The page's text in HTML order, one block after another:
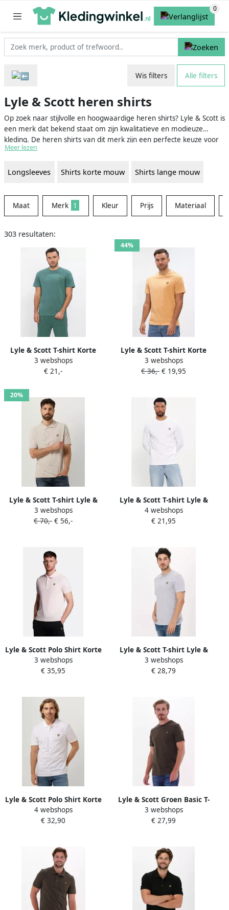
Wis filters Alle filters
Lyle & Scott heren shirts
Op zoek naar stijlvolle en hoogwaardige heren shirts? Lyle & Scott is
een merk dat bekend staat om zijn kwalitatieve en modieuze
kleding. De heren shirts van dit merk zijn een perfecte keuze voor
elke man die op zoek is naar comfortabele, duurzame en stijlvolle
modellen, kleuren en maten, zodat je altijd een passend shirt vindt
Meer lezen
Longsleeves Shirts korte mouw Shirts lange mouw
Maat Merk 1 Kleur Prijs Materiaal
303 resultaten:
Lyle & Scott T-shirt Korte
Mouw Lyle & Scott Plain T-
shirt
3 webshops
€ 21,-
44%
Lyle & Scott T-shirt Korte
Mouw Lyle & Scott
5063791002320
3 webshops
€ 36,- € 19,95
20%
Lyle & Scott T-shirt Lyle &
Scott SP400VOG POLO-W870
COVE
3 webshops
€ 70,- € 56,-
Lyle & Scott T-shirt Lyle &
Scott TS512VOG L S T-SHIRT-
626 WHITE
4 webshops
€ 21,95
Lyle & Scott Polo Shirt Korte
Mouw Lyle & Scott Plain
Polo Shirt
3 webshops
€ 35,95
Lyle & Scott T-shirt Lyle &
Scott TS400VOG PLAIN-D24
LIGHT GREY MARL
3 webshops
€ 28,79
Lyle & Scott Polo Shirt Korte
Mouw Lyle & Scott Effen
poloshirt van biologisch
4 webshops
€ 32,90
Lyle & Scott Groen Basic T-
Shirt van Hoge Kwaliteit
Olijf 100% Katoen Green
3 webshops
€ 27,99